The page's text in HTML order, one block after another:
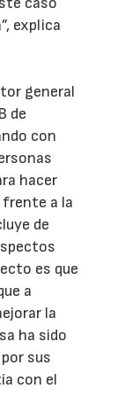
explica
general
de
con
hacer
frente a la
de
es que
a
la
ha sido
sus
con el